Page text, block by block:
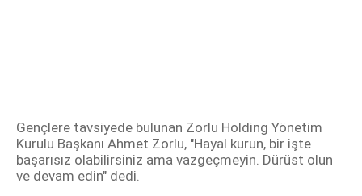
Gençlere tavsiyede bulunan Zorlu Holding Yönetim
Kurulu Başkanı Ahmet Zorlu, "Hayal kurun, bir işte
başarısız olabilirsiniz ama vazgeçmeyin. Dürüst olun
ve devam edin" dedi.